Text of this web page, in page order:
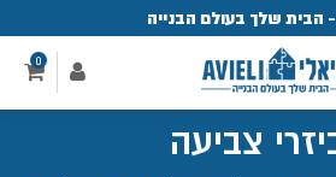
הבית שלך בעולם הבנייה
0
צביעה